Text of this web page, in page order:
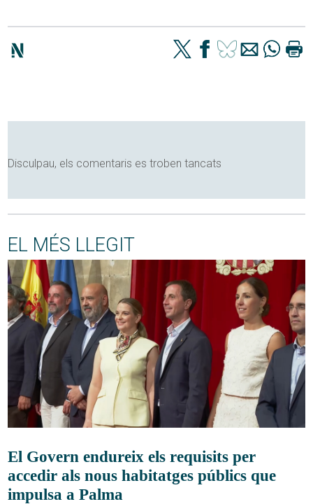
Disculpau, els comentaris es troben tancats
EL MÉS LLEGIT
El Govern endureix els requisits per
accedir als nous habitatges públics que
impulsa a Palma